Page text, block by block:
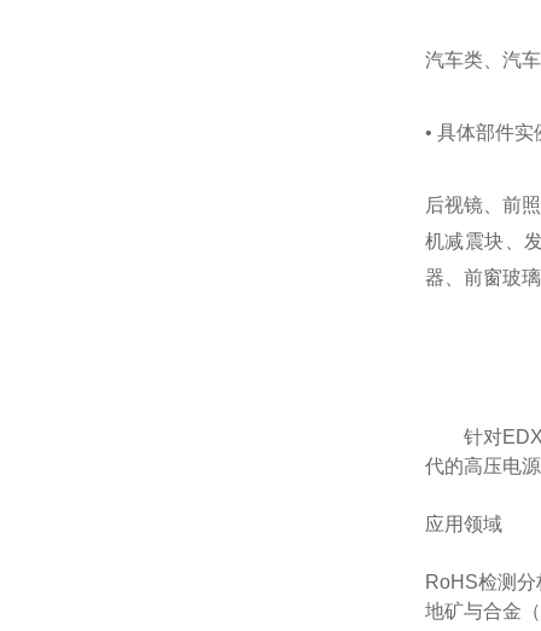
汽车类、汽
• 具体部件实
后视镜、前
机减震块、
器、前窗玻
针对
代的高压电
应用领域
RoHS检测分
地矿与合金